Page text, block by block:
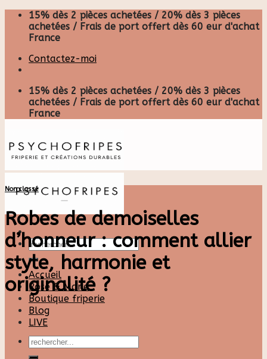
Skip
content
15% dès 2 pièces achetées / 20% dès 3 pièces
achetées / Frais de port offert dès 60 eur d'achat
France
Contactez-moi
15% dès 2 pièces achetées / 20% dès 3 pièces
achetées / Frais de port offert dès 60 eur d'achat
France
Recherche
pour :
Accueil
Rose & Marie
Boutique friperie
Blog
LIVE
Recherche
pour :
Non classé
Robes de demoiselles
d’honneur : comment allier
style, harmonie et
originalité ?